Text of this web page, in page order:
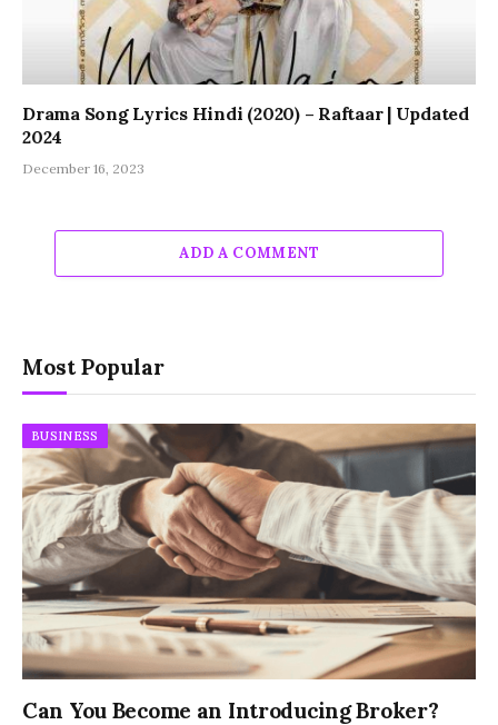
Drama Song Lyrics Hindi (2020) – Raftaar | Updated
2024
December 16, 2023
ADD A COMMENT
Most Popular
BUSINESS
Can You Become an Introducing Broker?